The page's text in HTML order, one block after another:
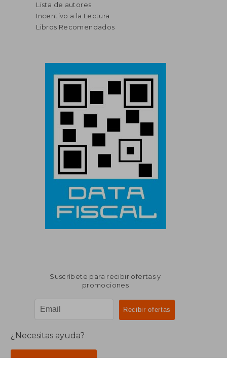
Lista de autores
Incentivo a la Lectura
Libros Recomendados
Suscríbete para recibir ofertas y
promociones
¿Necesitas ayuda?